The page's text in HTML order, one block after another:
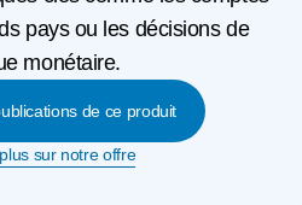
pays ou les décisions de
monétaire.
de ce produit
sur notre offre